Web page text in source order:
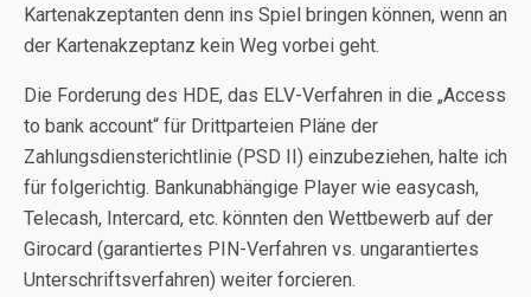
Kartenakzeptanten denn ins Spiel bringen können, wenn an
der Kartenakzeptanz kein Weg vorbei geht.
Die Forderung des HDE, das ELV-Verfahren in die „Access
to bank account“ für Drittparteien Pläne der
Zahlungsdiensterichtlinie (PSD II) einzubeziehen, halte ich
für folgerichtig. Bankunabhängige Player wie easycash,
Telecash, Intercard, etc. könnten den Wettbewerb auf der
Girocard (garantiertes PIN-Verfahren vs. ungarantiertes
Unterschriftsverfahren) weiter forcieren.